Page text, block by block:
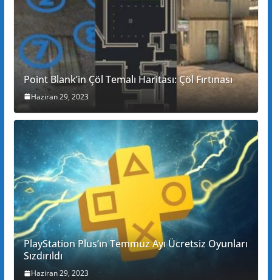
Point Blank’in Çöl Temalı Haritası: Çöl Fırtınası
Haziran 29, 2023
PlayStation Plus’ın Temmuz Ayı Ücretsiz Oyunları
Sızdırıldı
Haziran 29, 2023